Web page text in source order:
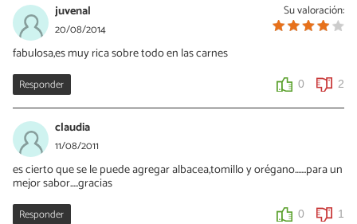
Su valoración:
juvenal
20/08/2014
fabulosa,es muy rica sobre todo en las carnes
Responder 0 2
claudia
11/08/2011
es cierto que se le puede agregar albacea,tomillo y orégano.......para un
mejor sabor.....gracias
Responder 0 1